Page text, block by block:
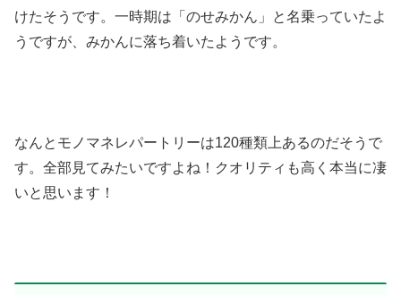
けたそうです。一時期は「のせみかん」と名乗っていたよ
うですが、みかんに落ち着いたようです。
なんとモノマネレパートリーは120種類上あるのだそうで
す。全部見てみたいですよね！クオリティも高く本当に凄
いと思います！